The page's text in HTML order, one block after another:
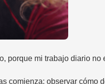
porque mi trabajo diario
comienza: observar cómo